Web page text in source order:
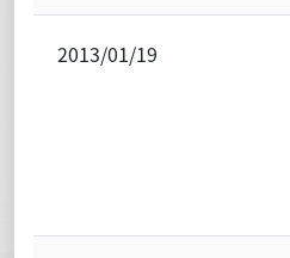
2013/01/19